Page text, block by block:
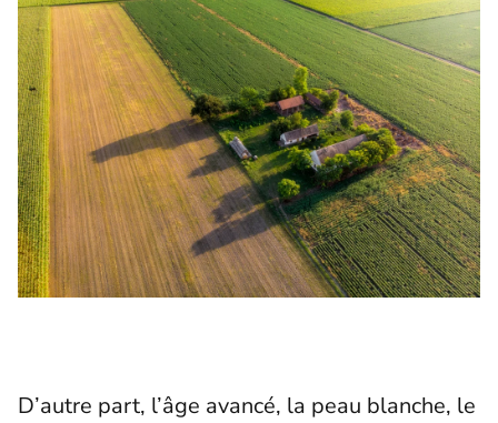
D’autre part, l’âge avancé, la peau blanche, le